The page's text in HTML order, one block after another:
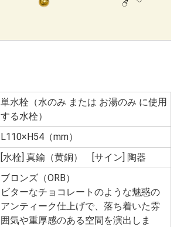
単水栓（水のみ または お湯のみ に使用
する水栓）
L110×H54（mm）
[水栓] 真鍮（黄銅） [サイン] 陶器
ブロンズ（ORB）
ビターなチョコレートのような魅惑の
アンティーク仕上げで、落ち着いた雰
囲気や重厚感のある空間を演出しま